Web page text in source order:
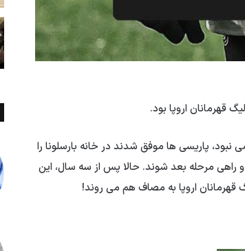
قهرمانان اروپا بود.
پاریسی ها موفق شدند در خانه بارسلونا را
راهی مرحله بعد شوند. حالا پس از سه سال، این
قهرمانان اروپا به مصاف هم می روند!